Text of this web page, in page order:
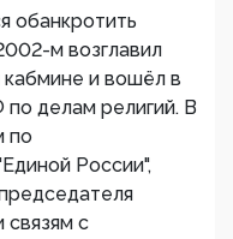
обанкротить
м возглавил
и вошёл в
делам религий. В
по
России",
с